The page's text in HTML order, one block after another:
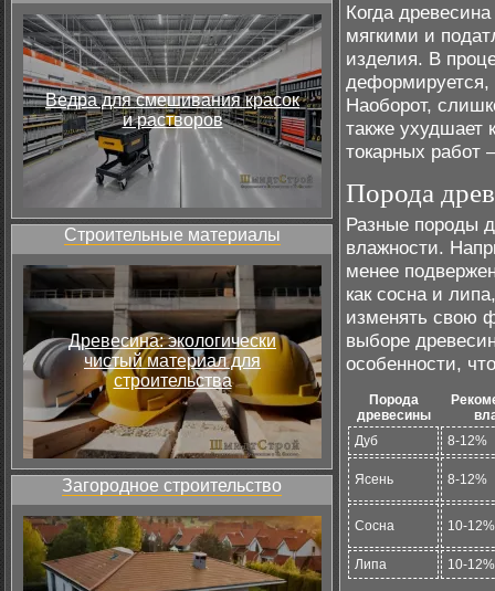
Ведра для смешивания красок
и растворов
Строительные материалы
Древесина: экологически
чистый материал для
строительства
Загородное строительство
Когда
мягкими и
изделия. В
деформируется,
Наоборот,
также ухудшает
токарных работ
Порода
Разные породы
влажности.
менее
как сосна и
изменять свою
выборе
особенности,
Порода
древесины
Дуб
8-12%
Ясень 8-12%
Сосна 10-12%
Липа 10-12%